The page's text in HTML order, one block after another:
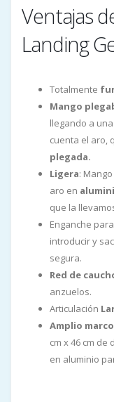
Ventajas
Landing
Totalmente
Mango
llegando a
cuenta el aro,
plegada.
Ligera:
aro en
que la
Enganche para
introducir y
segura.
Red de
anzuelos.
Articulación
Amplio
cm x 46 cm
en aluminio